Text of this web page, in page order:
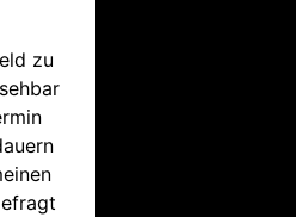
zu